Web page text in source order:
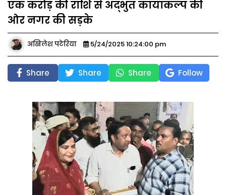
एक करोड़ की राशि से अद्भुत कायाकल्प की
ओर नगर की सड़के
अखिलेश पटेरिया 5/24/2025 10:24:00 pm
Share Share Share Follow